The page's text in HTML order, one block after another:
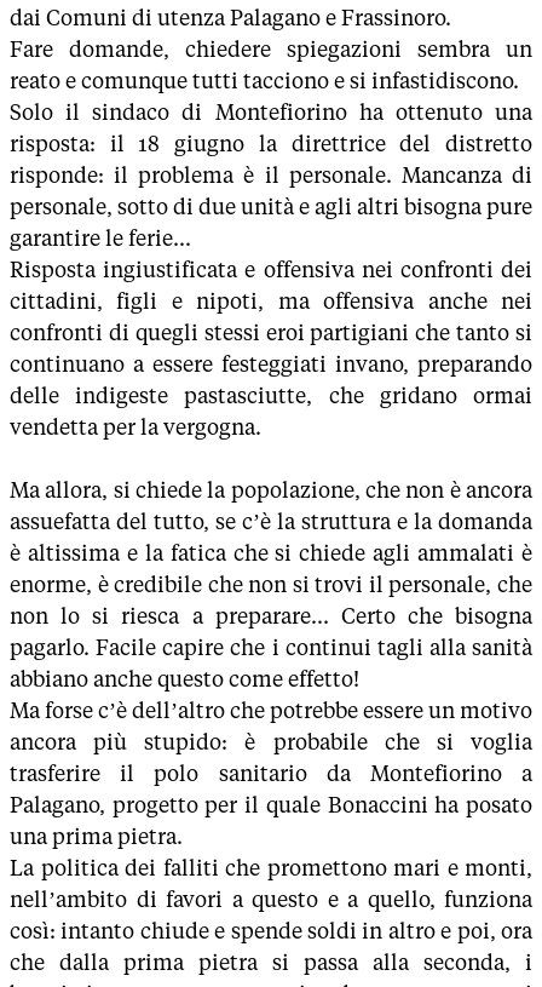
dai Comuni di utenza Palagano e Frassinoro.
Fare domande, chiedere spiegazioni sembra un
reato e comunque tutti tacciono e si infastidiscono.
Solo il sindaco di Montefiorino ha ottenuto una
risposta: il 18 giugno la direttrice del distretto
risponde: il problema è il personale. Mancanza di
personale, sotto di due unità e agli altri bisogna pure
garantire le ferie...
Risposta ingiustificata e offensiva nei confronti dei
cittadini, figli e nipoti, ma offensiva anche nei
confronti di quegli stessi eroi partigiani che tanto si
continuano a essere festeggiati invano, preparando
delle indigeste pastasciutte, che gridano ormai
vendetta per la vergogna.
Ma allora, si chiede la popolazione, che non è ancora
assuefatta del tutto, se c’è la struttura e la domanda
è altissima e la fatica che si chiede agli ammalati è
enorme, è credibile che non si trovi il personale, che
non lo si riesca a preparare... Certo che bisogna
pagarlo. Facile capire che i continui tagli alla sanità
abbiano anche questo come effetto!
Ma forse c’è dell’altro che potrebbe essere un motivo
ancora più stupido: è probabile che si voglia
trasferire il polo sanitario da Montefiorino a
Palagano, progetto per il quale Bonaccini ha posato
una prima pietra.
La politica dei falliti che promettono mari e monti,
nell’ambito di favori a questo e a quello, funziona
così: intanto chiude e spende soldi in altro e poi, ora
che dalla prima pietra si passa alla seconda, i